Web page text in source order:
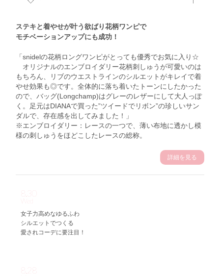
ステキと着やせが叶う欲ばり花柄ワンピで
モチベーションアップにも成功！
「snidelの花柄ロングワンピがとっても優秀でお気に入り☆
オリジナルのエンブロイダリー花柄刺しゅうが可愛いのは
もちろん、リブのウエストラインのシルエットがキレイで着
やせ効果も◎です。全体的に落ち着いたトーンにしたかった
ので、バッグ(Longchamp)はグレーのレザーにして大人っぽ
く。足元はDIANAで買った”ツイードでリボン”の珍しいサン
ダルで、存在感を出してみました！」
※エンブロイダリー：レースの一つで、薄い布地に透かし模
様の刺しゅうをほどこしたレースの総称。
詳細を見る
8.30
Wed
女子力高めなゆるふわ
シルエットでつくる
愛されコーデに要注目！
8.28